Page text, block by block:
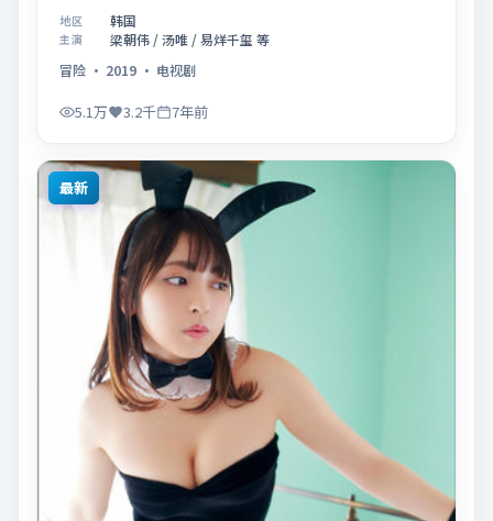
地区 韩国
主演
梁朝伟 / 汤唯 / 易烊千玺 等
冒险 · 2019 · 电视剧
5.1万 3.2千 7年前
最新